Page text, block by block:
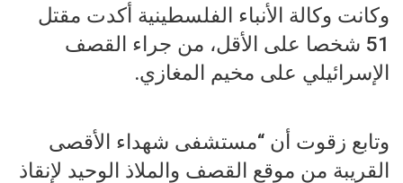
وكانت وكالة الأنباء الفلسطينية أكدت مقتل
51 شخصا على الأقل، من جراء القصف
الإسرائيلي على مخيم المغازي.
وتابع زقوت أن “مستشفى شهداء الأقصى
القريبة من موقع القصف والملاذ الوحيد لإنقاذ